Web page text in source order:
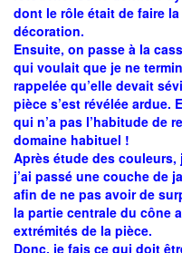
dont le rôle était de faire
décoration.
Ensuite, on passe à la
qui voulait que je ne
rappelée qu’elle devait
pièce s’est révélée ardue.
qui n’a pas l’habitude de
domaine habituel !
Après étude des couleurs,
j’ai passé une couche de
afin de ne pas avoir de
la partie centrale du cône
extrémités de la pièce.
Donc, je fais ce qui doit